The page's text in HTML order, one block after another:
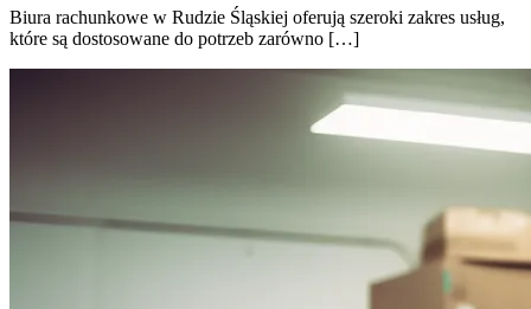
Biura rachunkowe w Rudzie Śląskiej oferują szeroki zakres usług,
które są dostosowane do potrzeb zarówno […]